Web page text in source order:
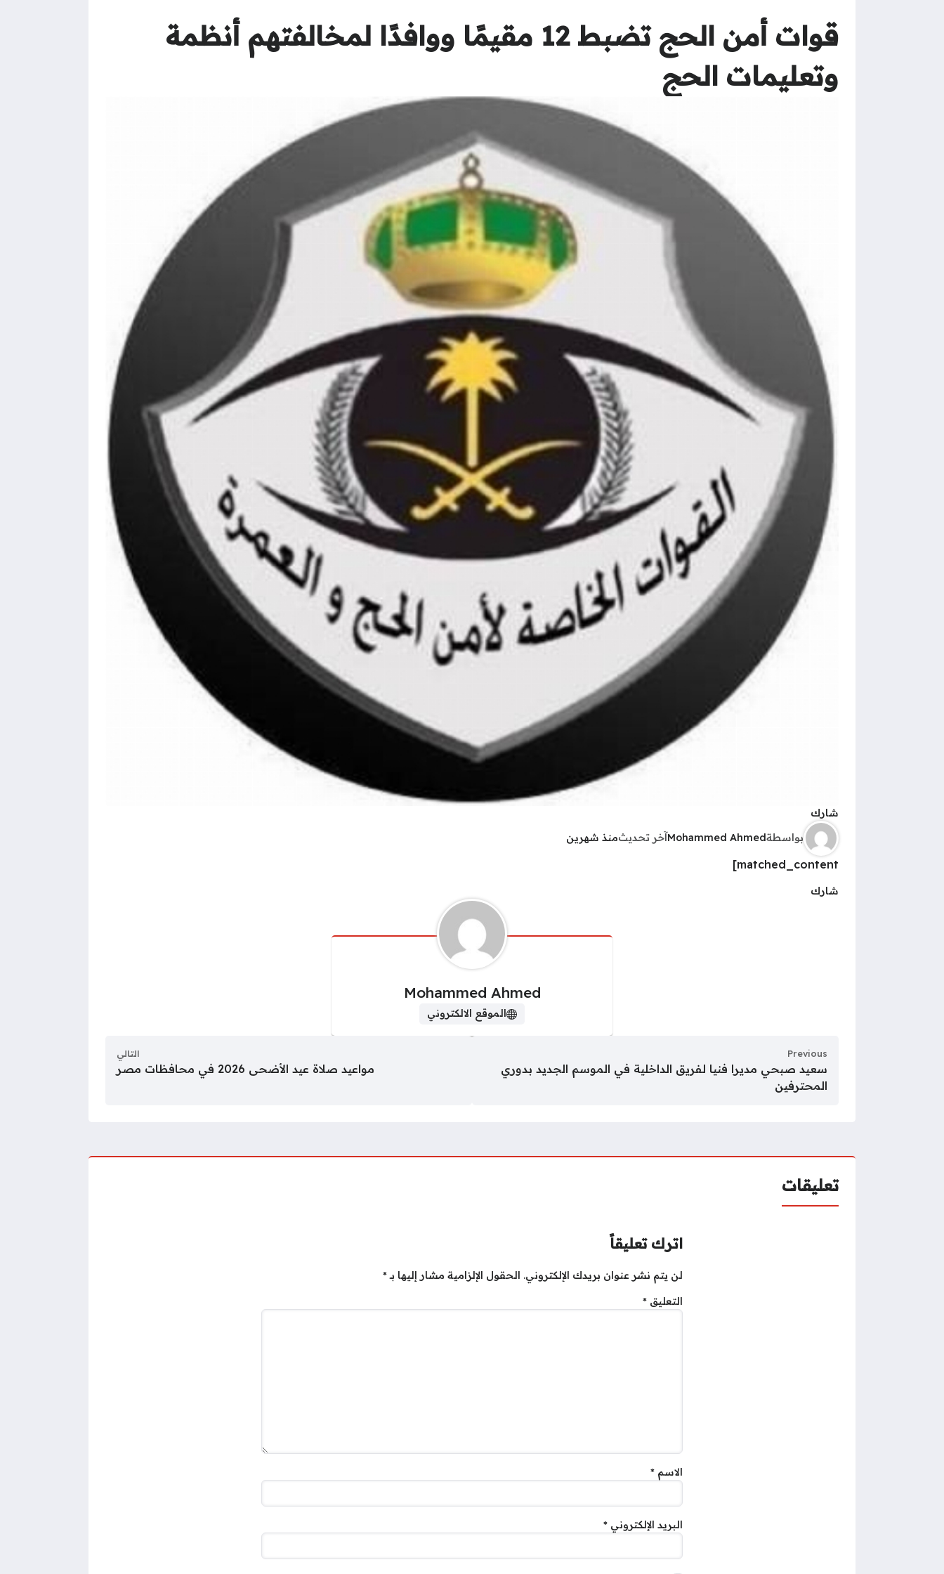
قوات أمن الحج تضبط 12 مقيمًا ووافدًا لمخالفتهم أنظمة
وتعليمات الحج
شارك
بواسطةMohammed Ahmed آخر تحديثمنذ شهرين
matched_content]
شارك
Mohammed Ahmed
الموقع الالكتروني
Previous
سعيد صبحي مديرا فنيا لفريق الداخلية في الموسم الجديد بدوري
المحترفين
التالي
مواعيد صلاة عيد الأضحى 2026 في محافظات مصر
تعليقات
اترك تعليقاً
لن يتم نشر عنوان بريدك الإلكتروني. الحقول الإلزامية مشار إليها بـ*
التعليق *
الاسم *
البريد الإلكتروني *